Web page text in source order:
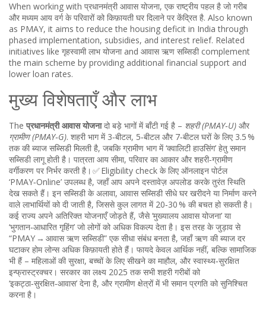
When working with प्रधानमंत्री आवास योजना, एक राष्ट्रीय पहल है जो गरीब
और मध्यम आय वर्ग के परिवारों को किफ़ायती घर दिलाने पर केंद्रित है. Also known
as PMAY, it aims to reduce the housing deficit in India through
phased implementation, subsidies, and interest relief. Related
initiatives like गृहस्वामी लाभ योजनाand आवास ऋण सब्सिडीcomplement
the main scheme by providing additional financial support and
lower loan rates.
मुख्य विशेषताएँ और लाभ
The प्रधानमंत्री आवास योजनादो बड़े भागों में बाँटी गई है – शहरी (PMAY‑U) और
ग्रामीण (PMAY‑G). शहरी भाग में 3‑बीटल, 5‑बीटल और 7‑बीटल घरों के लिए 3.5 %
तक की ब्याज सब्सिडी मिलती है, जबकि ग्रामीण भाग में ‘क्वालिटी हाउसिंग’ हेतु समान
सब्सिडी लागू होती है। पात्रता आय सीमा, परिवार का आकार और शहरी‑ग्रामीण
वर्गीकरण पर निर्भर करती है। ✅ Eligibility check के लिए ऑनलाइन पोर्टल
‘PMAY‑Online’ उपलब्ध है, जहाँ आप अपने दस्तावेज़ अपलोड करके तुरंत स्थिति
देख सकते हैं। इन सब्सिडी के अलावा, आवास सब्सिडीसीधे घर खरीदने या निर्माण करने
वाले लाभार्थियों को दी जाती है, जिससे कुल लागत में 20‑30 % की बचत हो सकती है।
कई राज्य अपने अतिरिक्त योजनाएँ जोड़ते हैं, जैसे ‘मुख्यालय आवास योजना’ या
‘भुगतान‑आधारित गृहिंग’ जो लोगों को अधिक विकल्प देता है। इस तरह के जुड़ाव से
“PMAY → आवास ऋण सब्सिडी” एक सीधा संबंध बनता है, जहाँ ऋण की ब्याज दर
घटाकर होम लोन्स अधिक किफ़ायती होते हैं। फायदे केवल आर्थिक नहीं, बल्कि सामाजिक
भी हैं – महिलाओं की सुरक्षा, बच्चों के लिए सीखने का माहौल, और स्वास्थ्य‑सुरक्षित
इन्फ्रास्ट्रक्चर। सरकार का लक्ष्य 2025 तक सभी शहरी गरीबों को
‘इकट्ठा‑सुरक्षित‑आवास’ देना है, और ग्रामीण क्षेत्रों में भी समान प्रगति को सुनिश्चित
करना है।